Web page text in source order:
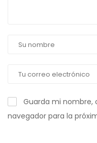
Guarda mi nombre,
navegador para la